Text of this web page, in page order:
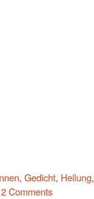
, Gedicht, Heilung
2 Comments